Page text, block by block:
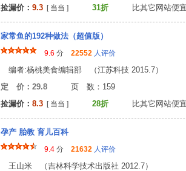
捡漏价： 9.3 [ 当当 ] 31折 比其它网站便宜
家常鱼的192种做法（超值版）
9.6 分 22552 人评价
编者:杨桃美食编辑部 （江苏科技 2015.7）
定 价：29.8 页 数：159
捡漏价： 8.3 [ 当当 ] 28折 比其它网站便宜
孕产 胎教 育儿百科
9.4 分 21632 人评价
王山米 （吉林科学技术出版社 2012.7）